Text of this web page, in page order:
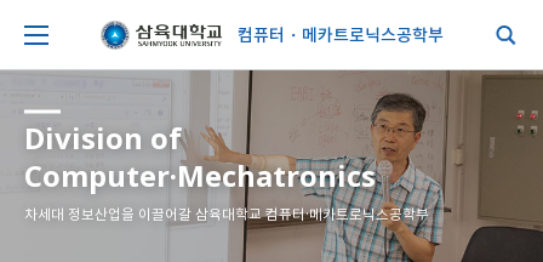
컴퓨터・메카트로닉스공학부
Division of
Computer·Mechatronics
차세대 정보산업을 이끌어갈 삼육대학교 컴퓨터·메카트로닉스공학부